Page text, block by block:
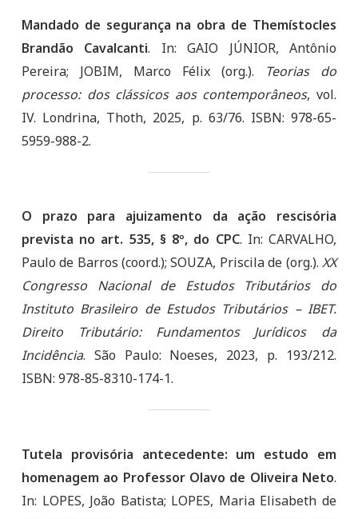
Mandado de segurança na obra de Themístocles
Brandão Cavalcanti. In: GAIO JÚNIOR, Antônio
Pereira; JOBIM, Marco Félix (org.). Teorias do
processo: dos clássicos aos contemporâneos, vol.
IV. Londrina, Thoth, 2025, p. 63/76. ISBN: 978-65-
5959-988-2.
O prazo para ajuizamento da ação rescisória
prevista no art. 535, § 8º, do CPC. In: CARVALHO,
Paulo de Barros (coord.); SOUZA, Priscila de (org.). XX
Congresso Nacional de Estudos Tributários do
Instituto Brasileiro de Estudos Tributários – IBET.
Direito Tributário: Fundamentos Jurídicos da
Incidência. São Paulo: Noeses, 2023, p. 193/212.
ISBN: 978-85-8310-174-1.
Tutela provisória antecedente: um estudo em
homenagem ao Professor Olavo de Oliveira Neto.
In: LOPES, João Batista; LOPES, Maria Elisabeth de